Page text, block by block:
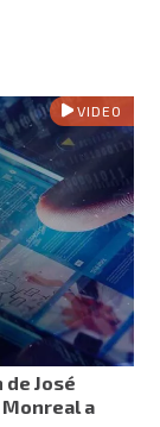
VIDEO
José
a